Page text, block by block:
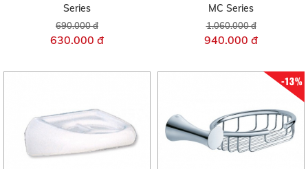
Series
690.000 đ
630.000 đ
MC Series
1.060.000 đ
940.000 đ
-13%